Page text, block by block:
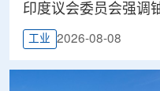
印度议会委员会强调
工业 2026-08-08